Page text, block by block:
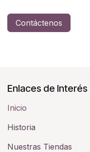
Contáctenos
Enlaces de Interés
Inicio
Historia​
Nuestras Tiendas